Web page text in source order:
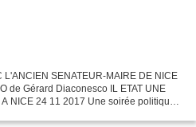
L'ANCIEN SENATEUR-MAIRE DE NICE
de Gérard Diaconesco IL ETAT UNE
A NICE 24 11 2017 Une soirée politique